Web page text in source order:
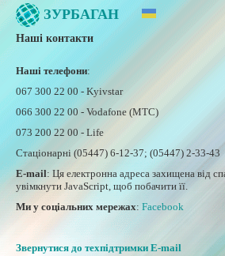
ЗУРБАГАН
Головна
Послуги
Тарифи
Публічна оферта
Інструкції
Підтримка
Інструкції з оплати послуг
Особиста сторінка
Наші контакти
Наші телефони:
067 300 22 00 - Kyivstar
066 300 22 00 - Vodafone (МТС)
073 200 22 00 - Life
Стаціонарні (05447) 6-12-37; (05447) 2-33-43
E-mail: Ця електронна адреса захищена від
увімкнути JavaScript, щоб побачити її.
Ми у соціальних мережах: Facebook
Звернутися до техпідтримки E-mail